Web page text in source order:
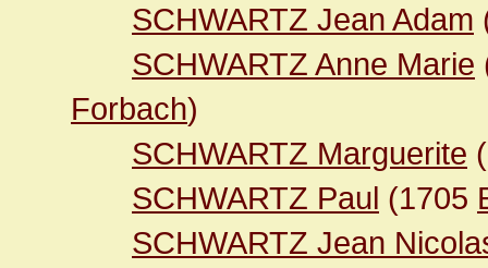
SCHWARTZ Jean Adam
SCHWARTZ Anne Marie
Forbach)
SCHWARTZ Marguerite
SCHWARTZ Paul (1705
SCHWARTZ Jean